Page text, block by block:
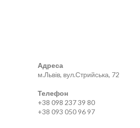
Адреса
м.Львів, вул.Стрийська, 72
Телефон
+38 098 237 39 80
+38 093 050 96 97